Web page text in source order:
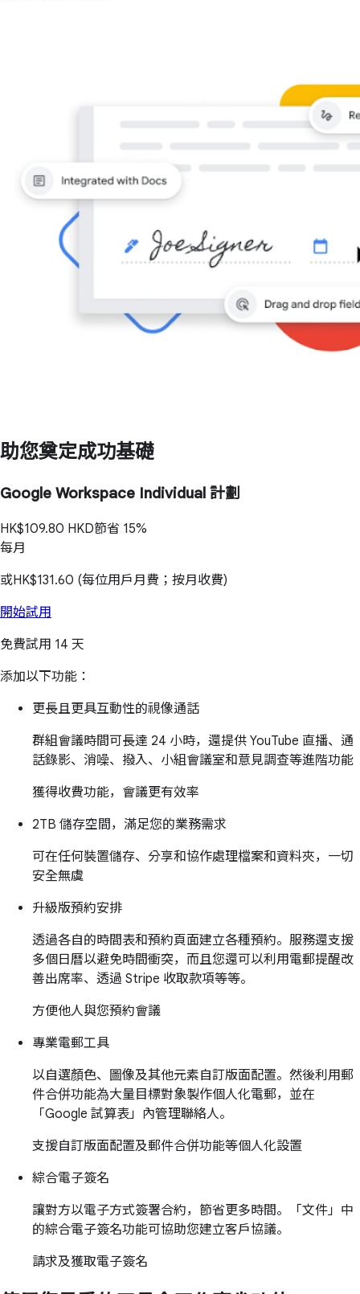
助您奠定成功基礎
Google Workspace Individual 計劃
HK$109.80 HKD節省 15%
每月
或HK$131.60 (每位用戶月費；按月收費)
開始試用
免費試用 14 天
添加以下功能：
更長且更具互動性的視像通話
群組會議時間可長達 24 小時，還提供 YouTube 直播、通
話錄影、消噪、撥入、小組會議室和意見調查等進階功能
獲得收費功能，會議更有效率
2TB 儲存空間，滿足您的業務需求
可在任何裝置儲存、分享和協作處理檔案和資料夾，一切
安全無虞
升級版預約安排
透過各自的時間表和預約頁面建立各種預約。服務還支援
多個日曆以避免時間衝突，而且您還可以利用電郵提醒改
善出席率、透過 Stripe 收取款項等等。
方便他人與您預約會議
專業電郵工具
以自選顏色、圖像及其他元素自訂版面配置。然後利用郵
件合併功能為大量目標對象製作個人化電郵，並在
「Google 試算表」內管理聯絡人。
支援自訂版面配置及郵件合併功能等個人化設置
綜合電子簽名
讓對方以電子方式簽署合約，節省更多時間。「文件」中
的綜合電子簽名功能可協助您建立客戶協議。
請求及獲取電子簽名